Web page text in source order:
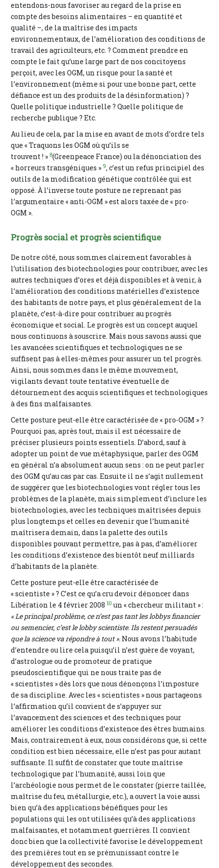
entendons-nous favoriser au regard de la prise en
compte des besoins alimentaires – en quantité et
qualité –, de la maîtrise des impacts
environnementaux, de l’amélioration des conditions de
travail des agriculteurs, etc. ? Comment prendre en
compte le fait qu’une large part de nos concitoyens
perçoit, avec les OGM, un risque pour la santé et
l’environnement (même si pour une bonne part, cette
défiance est un des produits de la désinformation) ?
Quelle politique industrielle ? Quelle politique de
recherche publique ? Etc.
Au lieu de cela, par la mise en avant de mots d’ordre tels
que « Traquons les OGM où qu’ils se
trouvent ! » 8(Greenpeace France) ou la dénonciation des
« horreurs transgéniques » 9, c’est un refus principiel des
outils de la modification génétique contrôlée qui est
opposé. À l’inverse toute posture ne reprenant pas
l’argumentaire « anti-OGM » est alors taxée de « pro-
OGM ».
Progrès social et progrès scientifique
De notre côté, nous sommes clairement favorables à
l’utilisation des biotechnologies pour contribuer, avec les
autres techniques d’ores et déjà disponibles et à venir, à
l’amélioration des conditions matérielles d’existence
des habitants de notre pays, et plus généralement de la
planète, c’est-à-dire pour contribuer au progrès
économique et social. Le progrès est un concept auquel
nous continuons à souscrire. Mais nous savons aussi que
les avancées scientifiques et technologiques ne se
suffisent pas à elles-mêmes pour assurer un tel progrès.
Ainsi, nous sommes dans le même mouvement,
vigilants devant toute tentative éventuelle de
détournement des acquis scientifiques et technologiques
à des fins malfaisantes.
Cette posture peut-elle être caractérisée de « pro-OGM » ?
Pourquoi pas, après tout, mais il est nécessaire de
préciser plusieurs points essentiels. D’abord, sauf à
adopter un point de vue métaphysique, parler des OGM
en général n’a absolument aucun sens : on ne peut parler
des OGM qu’au cas par cas. Ensuite il ne s’agit nullement
de suggérer que les biotechnologies vont régler tous les
problèmes de la planète, mais simplement d’inclure les
biotechnologies, avec les techniques maîtrisées depuis
plus longtemps et celles en devenir que l’humanité
maîtrisera demain, dans la palette des outils
disponibles pouvant permettre, pas à pas, d’améliorer
les conditions d’existence des bientôt neuf milliards
d’habitants de la planète.
Cette posture peut-elle être caractérisée de
« scientiste » ? C’est ce qu’a cru devoir dénoncer dans
Libération le 4 février 2008 10 un « chercheur militant » :
« Le principal problème, ce n’est pas tant les lobbys financier
ou semencier, c’est le lobby scientiste. Ils restent persuadés
que la science va répondre à tout ». Nous avons l’habitude
d’entendre ou lire cela puisqu’il n’est guère de voyant,
d’astrologue ou de promoteur de pratique
pseudoscientifique qui ne nous traite pas de
« scientistes » dès lors que nous dénonçons l’imposture
de sa discipline. Avec les « scientistes » nous partageons
l’affirmation qu’il convient de s’appuyer sur
l’avancement des sciences et des techniques pour
améliorer les conditions d’existence des êtres humains.
Mais, contrairement à eux, nous considérons que, si cette
condition est bien nécessaire, elle n’est pas pour autant
suffisante. Il suffit de constater que toute maîtrise
technologique par l’humanité, aussi loin que
l’archéologie nous permet de le constater (pierre taillée,
maîtrise du feu, métallurgie, etc.), a ouvert la voie aussi
bien qu’à des applications bénéfiques pour les
populations qui les ont utilisées qu’à des applications
malfaisantes, et notamment guerrières. Il convient
donc bien que la collectivité favorise le développement
des premières tout en se prémunissant contre le
développement des secondes.